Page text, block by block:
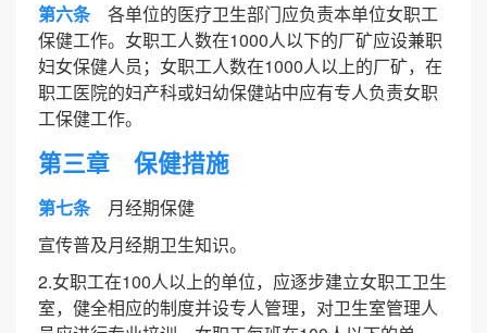
第六条各单位的医疗卫生部门应负责本单位女职工
保健工作。女职工人数在1000人以下的厂矿应设兼职
妇女保健人员；女职工人数在1000人以上的厂矿，在
职工医院的妇产科或妇幼保健站中应有专人负责女职
工保健工作。
第三章 保健措施
第七条月经期保健
宣传普及月经期卫生知识。
2.女职工在100人以上的单位，应逐步建立女职工卫生
室，健全相应的制度并设专人管理，对卫生室管理人